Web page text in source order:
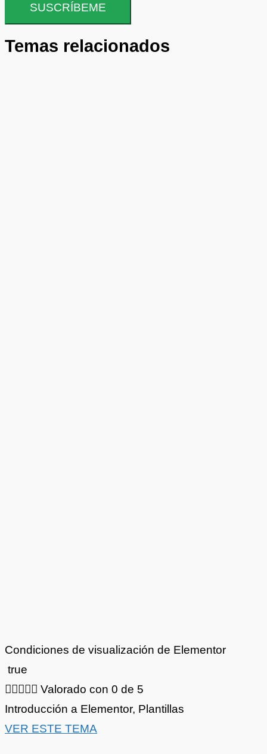
SUSCRÍBEME
Temas relacionados
Condiciones de visualización de Elementor
true
 Valorado con 0 de 5
Introducción a Elementor, Plantillas
VER ESTE TEMA